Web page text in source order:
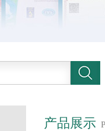
产品展示